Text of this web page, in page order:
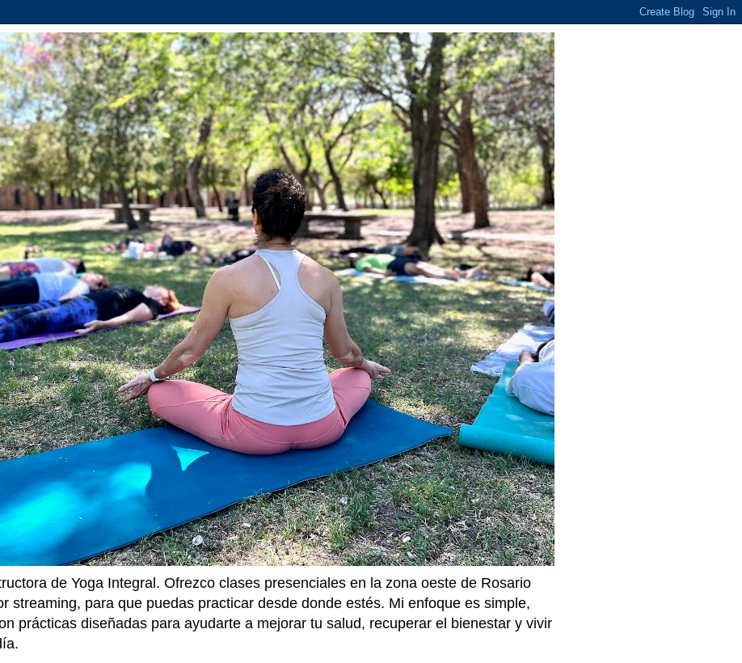
de Yoga Integral. Ofrezco clases presenciales en la zona oeste de Rosario
streaming, para que puedas practicar desde donde estés. Mi enfoque es simple,
prácticas diseñadas para ayudarte a mejorar tu salud, recuperar el bienestar y vivir